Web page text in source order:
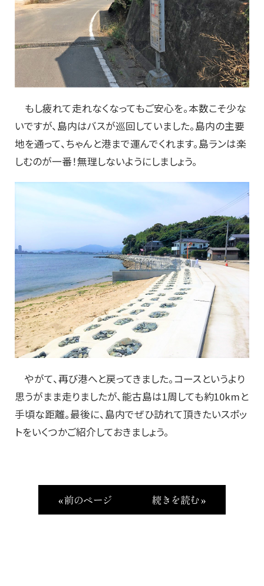
もし疲れて走れなくなってもご安心を。本数こそ少な
いですが、島内はバスが巡回していました。島内の主要
地を通って、ちゃんと港まで運んでくれます。島ランは楽
しむのが一番！無理しないようにしましょう。
やがて、再び港へと戻ってきました。コースというより
思うがまま走りましたが、能古島は1周しても約10kmと
手頃な距離。最後に、島内でぜひ訪れて頂きたいスポッ
トをいくつかご紹介しておきましょう。
« 前のページ 続きを読む »